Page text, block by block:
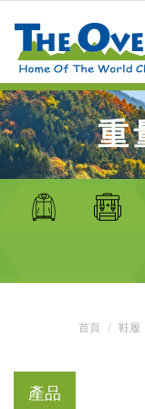
重
首頁 鞋履
產品